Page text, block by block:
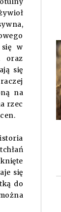
w
oraz
się
na
rzec
się
do